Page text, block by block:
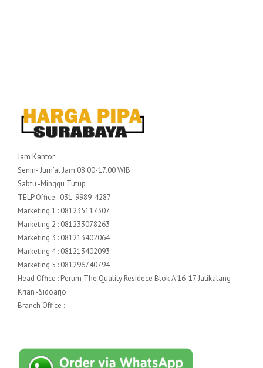
Jam Kantor
Senin- Jum’at Jam 08.00-17.00 WIB
Sabtu -Minggu Tutup
TELP Office : 031-9989-4287
Marketing 1 : 081235117307
Marketing 2 : 081233078263
Marketing 3 : 081213402064
Marketing 4 : 081213402093
Marketing 5 : 081296740794
Head Office : Perum The Quality Residece Blok A 16-17 Jatikalang
Krian -Sidoarjo
Branch Office :